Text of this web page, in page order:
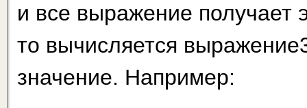
и все выражение получает
то вычисляется
значение. Например: